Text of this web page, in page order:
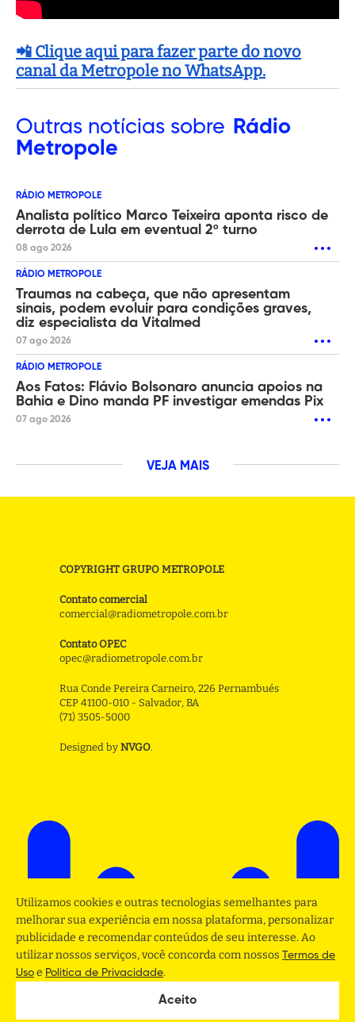
📲 Clique aqui para fazer parte do novo
canal da Metropole no WhatsApp.
Outras notícias sobre Rádio
Metropole
RÁDIO METROPOLE
Analista político Marco Teixeira aponta risco de
derrota de Lula em eventual 2º turno
08 ago 2026
RÁDIO METROPOLE
Traumas na cabeça, que não apresentam
sinais, podem evoluir para condições graves,
diz especialista da Vitalmed
07 ago 2026
RÁDIO METROPOLE
Aos Fatos: Flávio Bolsonaro anuncia apoios na
Bahia e Dino manda PF investigar emendas Pix
07 ago 2026
VEJA MAIS
COPYRIGHT GRUPO METROPOLE
Contato comercial
comercial@radiometropole.com.br
Contato OPEC
opec@radiometropole.com.br
Rua Conde Pereira Carneiro, 226 Pernambués
CEP 41100-010 - Salvador, BA
(71) 3505-5000
Designed by NVGO.
Utilizamos cookies e outras tecnologias semelhantes para
melhorar sua experiência em nossa plataforma, personalizar
publicidade e recomendar conteúdos de seu interesse. Ao
utilizar nossos serviços, você concorda com nossos Termos de
Uso e Politica de Privacidade.
Aceito